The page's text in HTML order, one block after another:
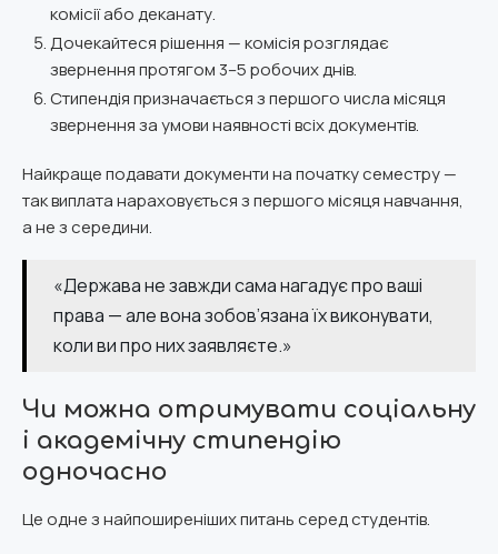
комісії або деканату.
Дочекайтеся рішення — комісія розглядає
звернення протягом 3–5 робочих днів.
Стипендія призначається з першого числа місяця
звернення за умови наявності всіх документів.
Найкраще подавати документи на початку семестру —
так виплата нараховується з першого місяця навчання,
а не з середини.
«Держава не завжди сама нагадує про ваші
права — але вона зобов’язана їх виконувати,
коли ви про них заявляєте.»
Чи можна отримувати соціальну
і академічну стипендію
одночасно
Це одне з найпоширеніших питань серед студентів.